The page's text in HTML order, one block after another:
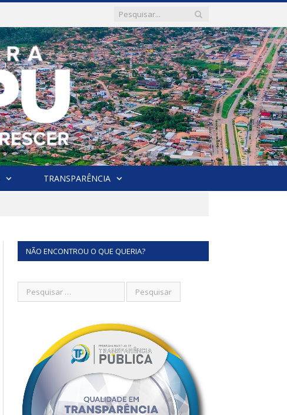
TRANSPARÊNCIA
NÃO ENCONTROU O QUE QUERIA?